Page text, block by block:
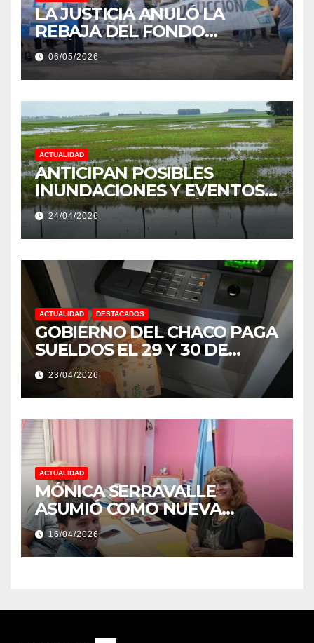
LA JUSTICIA ANULÓ LA
REBAJA DEL FONDO
ESTÍMULO A EMPLEADOS DE
PRODUCCIÓN DE LA
PROVINCIA DEL CHACO
06/05/2026
ACTUALIDAD
ANTICIPAN POSIBLES
INUNDACIONES Y EVENTOS
EXTREMOS: “PODRÍA SER UN
NIÑO MUY IMPORTANTE”
24/04/2026
ACTUALIDAD DESTACADOS
GOBIERNO DEL CHACO PAGA
SUELDOS EL 29 Y 30 DE
ABRIL, CON EL 2% DE
AUMENTO
23/04/2026
ACTUALIDAD
MÓNICA SERRAVALLE
ASUMIÓ COMO NUEVA
DIRECTORA DEL E.E.S. N° 82
«RENÉ FAVALORO» DE
BASAIL.
16/04/2026